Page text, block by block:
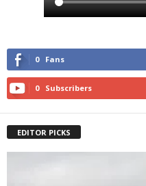
0 Fans
0 Subscribers
EDITOR PICKS